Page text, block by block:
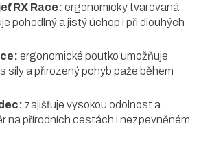
RX Race: ergonomicky tvarovaná
pohodlný a jistý úchop i při dlouhých
ergonomické poutko umožňuje
síly a přirozený pohyb paže během
zajišťuje vysokou odolnost a
na přírodních cestách i nezpevněném